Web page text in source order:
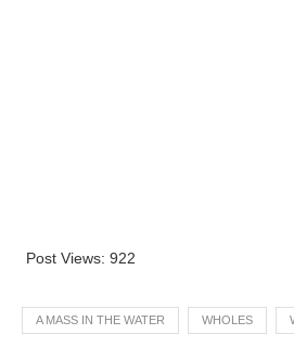
Post Views: 922
A MASS IN THE WATER WHOLES